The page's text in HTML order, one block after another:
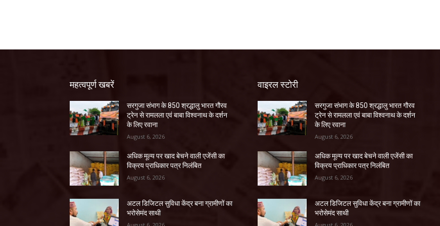
महत्वपूर्ण खबरें
सरगुजा संभाग के 850 श्रद्धालु भारत गौरव
ट्रेन से रामलला एवं बाबा विश्वनाथ के दर्शन
के लिए रवाना
August 6, 2026
अधिक मूल्य पर खाद बेचने वाली एजेंसी का
विक्रय प्राधिकार पत्र निलंबित
August 6, 2026
अटल डिजिटल सुविधा केंद्र बना ग्रामीणों का
भरोसेमंद साथी
वाइरल स्टोरी
सरगुजा संभाग के 850 श्रद्धालु भारत गौरव
ट्रेन से रामलला एवं बाबा विश्वनाथ के दर्शन
के लिए रवाना
August 6, 2026
अधिक मूल्य पर खाद बेचने वाली एजेंसी का
विक्रय प्राधिकार पत्र निलंबित
August 6, 2026
अटल डिजिटल सुविधा केंद्र बना ग्रामीणों का
भरोसेमंद साथी